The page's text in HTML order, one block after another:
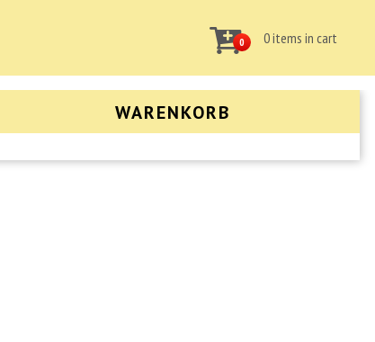
0 0 items in cart
WARENKORB